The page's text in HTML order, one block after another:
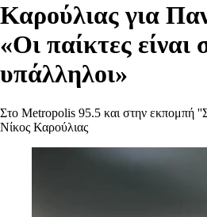
Καρούλιας για
«Οι παίκτες είναι
υπάλληλοι»
Στο Metropolis 95.5 και στην εκπομπή
Νίκος Καρούλιας